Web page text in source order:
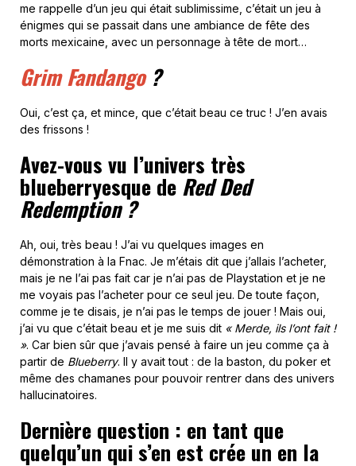
me rappelle d’un jeu qui était sublimissime, c’était un jeu à
énigmes qui se passait dans une ambiance de fête des
morts mexicaine, avec un personnage à tête de mort…
Grim Fandango?
Oui, c’est ça, et mince, que c’était beau ce truc ! J’en avais
des frissons !
Avez-vous vu l’univers très
blueberryesque de Red Ded
Redemption ?
Ah, oui, très beau ! J’ai vu quelques images en
démonstration à la Fnac. Je m’étais dit que j’allais l’acheter,
mais je ne l’ai pas fait car je n’ai pas de Playstation et je ne
me voyais pas l’acheter pour ce seul jeu. De toute façon,
comme je te disais, je n’ai pas le temps de jouer ! Mais oui,
j’ai vu que c’était beau et je me suis dit « Merde, ils l’ont fait !
». Car bien sûr que j’avais pensé à faire un jeu comme ça à
partir de Blueberry. Il y avait tout : de la baston, du poker et
même des chamanes pour pouvoir rentrer dans des univers
hallucinatoires.
Dernière question : en tant que
quelqu’un qui s’en est crée un en la